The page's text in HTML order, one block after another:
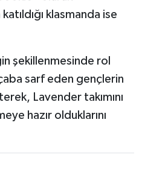
klasmanda ise
şekillenmesinde rol
sarf eden gençlerin
Lavender takımını
hazır olduklarını